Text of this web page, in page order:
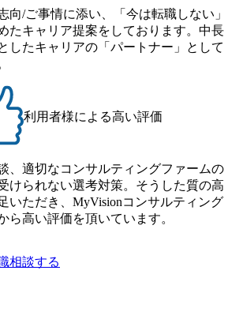
アを反映できるｐｊにアサインしても
スというテクノロジーに強い部隊がい
の視点からも協業しクライアントへ価
バリー中心の案件もあればセールス中
々の裁量や得意領域に合わせた売り上
ここ1年で社員数60名⇒100名超、売上
億円（いずれも約170％アップ）と急成
る また、成長中ファームのため優秀な
チャンスも多い(ボストン・コンサルテ
者等 (https://www.xspear.co.jp/member/ta
メンバー、多様なプロジェクトによる
、新たなチャレンジが可能 100名規模に
戦略コンサルティングファームや総合
ながらプロジェクトワークが可能 総合
ァームの名の通り、全方位のクライア
を満たす女性には住宅手当を支給しま
般賃貸物件を従業員が契約し、規程で
支払います。 その他： 採用時や転勤等
は、会社が負担します。 2026年8月18日
年8月13日(木) 16:00 応募をご検討され
会社説明会を実施予定です。 ● 求人名
造装置の生産エンジニア(製造・生産工
任候補・リーダークラス ・【砺波】半
エンジニア(製造・生産工程の管理業務)
。ご質問頂く際のみ、顔出ししていた
。
向/ご事情に添い、「今は転職しない」
たキャリア提案をしております。中長
したキャリアの「パートナー」として
利用者様による高い評価
、適切なコンサルティングファームの
けられない選考対策。そうした質の高
いただき、MyVisionコンサルティング
ら高い評価を頂いています。
相談する